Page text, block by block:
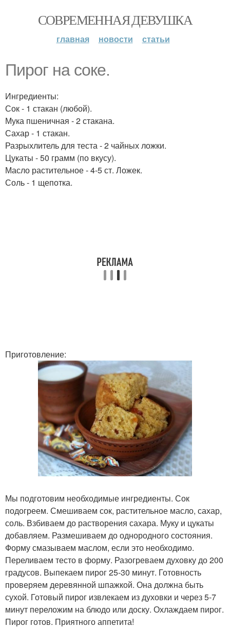
СОВРЕМЕННАЯ ДЕВУШКА
главная новости статьи
Пирог на соке.
Ингредиенты:
Сок - 1 стакан (любой).
Мука пшеничная - 2 стакана.
Сахар - 1 стакан.
Разрыхлитель для теста - 2 чайных ложки.
Цукаты - 50 грамм (по вкусу).
Масло растительное - 4-5 ст. Ложек.
Соль - 1 щепотка.
Приготовление:
Мы подготовим необходимые ингредиенты. Сок
подогреем. Смешиваем сок, растительное масло, сахар,
соль. Взбиваем до растворения сахара. Муку и цукаты
добавляем. Размешиваем до однородного состояния.
Форму смазываем маслом, если это необходимо.
Переливаем тесто в форму. Разогреваем духовку до 200
градусов. Выпекаем пирог 25-30 минут. Готовность
проверяем деревянной шпажкой. Она должна быть
сухой. Готовый пирог извлекаем из духовки и через 5-7
минут переложим на блюдо или доску. Охлаждаем пирог.
Пирог готов. Приятного аппетита!